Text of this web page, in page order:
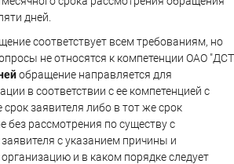
дней.
соответствует всем требованиям, но
не относятся к компетенции ОАО "ДСТ
обращение направляется для
в соответствии с ее компетенцией с
заявителя либо в тот же срок
без рассмотрения по существу с
с указанием причины и
и в каком порядке следует